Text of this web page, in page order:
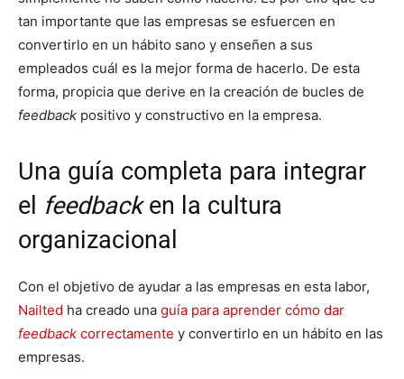
tan importante que las empresas se esfuercen en
convertirlo en un hábito sano y enseñen a sus
empleados cuál es la mejor forma de hacerlo. De esta
forma, propicia que derive en la creación de bucles de
feedback positivo y constructivo en la empresa.
Una guía completa para integrar
el feedbacken la cultura
organizacional
Con el objetivo de ayudar a las empresas en esta labor,
Nailted ha creado una guía para aprender cómo dar
feedback correctamente y convertirlo en un hábito en las
empresas.